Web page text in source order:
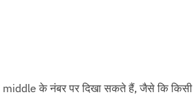
middle के नंबर पर दिखा सकते हैं, जैसे कि किसी